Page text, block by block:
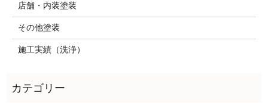
店舗・内装塗装
その他塗装
施工実績（洗浄）